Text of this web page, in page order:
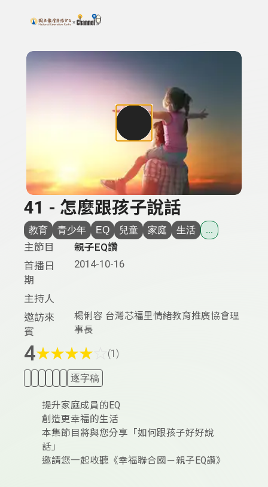
上方功能區塊
搜尋關鍵字：可輸入節目名稱、主持人或關鍵字
41 - 怎麼跟孩子說話
教育 青少年 EQ 兒童 家庭 生活 ...
主節目
親子EQ讚
首播日
期
2014-10-16
主持人
邀訪來
賓
楊俐容 台灣芯福里情緒教育推廣協會理
事長
4★★★★ (1)
逐字稿
提升家庭成員的EQ
創造更幸福的生活
本集節目將與您分享「如何跟孩子好好說
話」
邀請您一起收聽《幸福聯合國－親子EQ讚》